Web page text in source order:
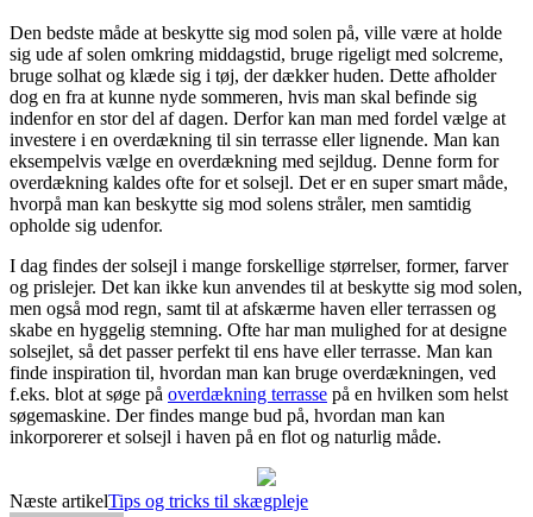
Den bedste måde at beskytte sig mod solen på, ville være at holde
sig ude af solen omkring middagstid, bruge rigeligt med solcreme,
bruge solhat og klæde sig i tøj, der dækker huden. Dette afholder
dog en fra at kunne nyde sommeren, hvis man skal befinde sig
indenfor en stor del af dagen. Derfor kan man med fordel vælge at
investere i en overdækning til sin terrasse eller lignende. Man kan
eksempelvis vælge en overdækning med sejldug. Denne form for
overdækning kaldes ofte for et solsejl. Det er en super smart måde,
hvorpå man kan beskytte sig mod solens stråler, men samtidig
opholde sig udenfor.
I dag findes der solsejl i mange forskellige størrelser, former, farver
og prislejer. Det kan ikke kun anvendes til at beskytte sig mod solen,
men også mod regn, samt til at afskærme haven eller terrassen og
skabe en hyggelig stemning. Ofte har man mulighed for at designe
solsejlet, så det passer perfekt til ens have eller terrasse. Man kan
finde inspiration til, hvordan man kan bruge overdækningen, ved
f.eks. blot at søge på overdækning terrasse på en hvilken som helst
søgemaskine. Der findes mange bud på, hvordan man kan
inkorporerer et solsejl i haven på en flot og naturlig måde.
Næste artikelTips og tricks til skægpleje